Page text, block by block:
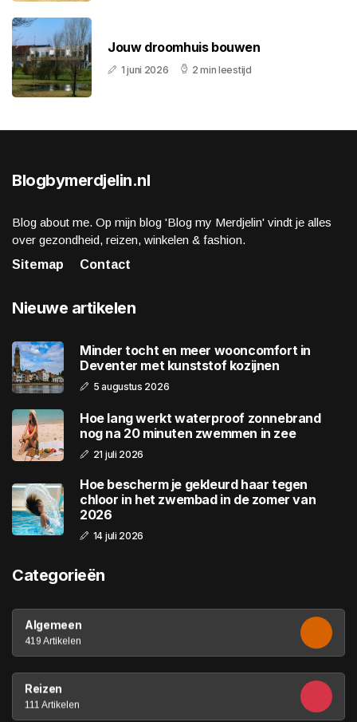
Jouw droomhuis bouwen
1 juni 2026 2 min leestijd
Blogbymerdjelin.nl
Blog about me. Op mijn blog 'Blog my Merdjelin' vindt je alles
over gezondheid, reizen, winkelen & fashion.
Sitemap
Contact
Nieuwe artikelen
Minder tocht en meer wooncomfort in
Deventer met kunststof kozijnen
5 augustus 2026
Hoe lang werkt waterproof zonnebrand
nog na 20 minuten zwemmen in zee
21 juli 2026
Hoe bescherm je gekleurd haar tegen
chloor in het zwembad in de zomer van
2026
14 juli 2026
Categorieën
Algemeen
419 Artikelen
Reizen
111 Artikelen